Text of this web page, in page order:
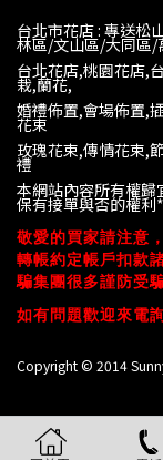
台北市花店 : 專送松
林區/文山區/大同區/
台北花店,桃園花店,
栽,蘭花,
婚禮佈置,會場佈置,
花束
玫瑰花束,傳情花束,
禮
本網站內容所有權歸
保有接單與否的權利*
敬愛的買家請注意
轉帳約定帳戶扣款
騙集團很多謹防受
如有問題歡迎來電
Copyright © 2014